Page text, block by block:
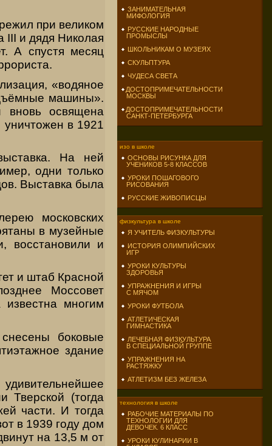
при великом
III и дядя Николая
А спустя месяц
«водяное
машины».
вновь освящена
в 1921
На ней
одни только
Выставка была
московских
в музейные
восстановили и
и штаб Красной
Моссовет
многим
боковые
здание
Тверской (тогда
части. И тогда
в 1939 году дом
на 13,5 м от
ЗАНИМАТЕЛЬНАЯ
МИФОЛОГИЯ
РУССКИЕ НАРОДНЫЕ
ПРОМЫСЛЫ
ШКОЛЬНИКАМ О МУЗЕЯХ
СКУЛЬПТУРА
ЧУДЕСА СВЕТА
ДОСТОПРИМЕЧАТЕЛЬНОСТИ
МОСКВЫ
ДОСТОПРИМЕЧАТЕЛЬНОСТИ
САНКТ-ПЕТЕРБУРГА
изо в школе
ОСНОВЫ РИСУНКА ДЛЯ
УЧЕНИКОВ 5-8 КЛАССОВ
УРОКИ ПОШАГОВОГО
РИСОВАНИЯ
РУССКИЕ ЖИВОПИСЦЫ
физкультура в школе
Я УЧИТЕЛЬ ФИЗКУЛЬТУРЫ
ИСТОРИЯ ОЛИМПИЙСКИХ
ИГР
УРОКИ КУЛЬТУРЫ
ЗДОРОВЬЯ
УПРАЖНЕНИЯ И ИГРЫ
С МЯЧОМ
УРОКИ ФУТБОЛА
АТЛЕТИЧЕСКАЯ
ГИМНАСТИКА
ЛЕЧЕБНАЯ ФИЗКУЛЬТУРА
В СПЕЦИАЛЬНОЙ ГРУППЕ
УПРАЖНЕНИЯ НА
РАСТЯЖКУ
АТЛЕТИЗМ БЕЗ ЖЕЛЕЗА
технология в школе
РАБОЧИЕ МАТЕРИАЛЫ ПО
ТЕХНОЛОГИИ ДЛЯ
ДЕВОЧЕК. 6 КЛАСС
УРОКИ КУЛИНАРИИ В